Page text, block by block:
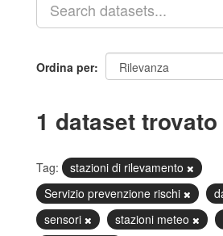
Ordina per
1 dataset trovato
Tag:
stazioni di rilevamento
Servizio prevenzione rischi
sensori
stazioni meteo